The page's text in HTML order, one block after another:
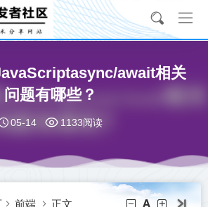
await相关
问题有哪些？
05-14 1133阅读
前端 正文